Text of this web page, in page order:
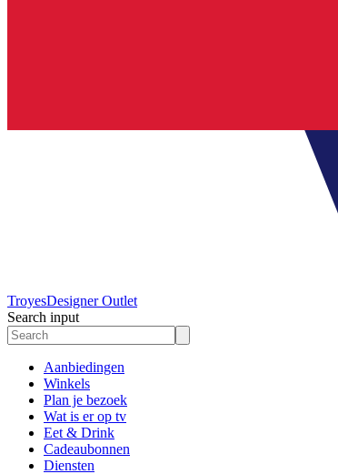
TroyesDesigner Outlet
Search input
Aanbiedingen
Winkels
Plan je bezoek
Wat is er op tv
Eet & Drink
Cadeaubonnen
Diensten